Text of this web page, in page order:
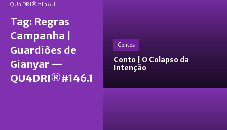
QU4DRI®#146.1
Tag: Regras
Campanha |
Guardiões de
Gianyar —
QU4DRI®#146.1
Contos
Conto | O Colapso da
Intenção